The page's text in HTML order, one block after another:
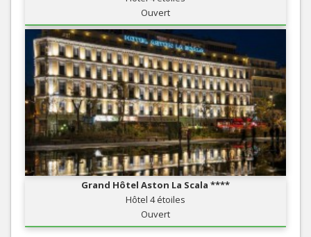
Ouvert
Grand Hôtel Aston La Scala ****
Hôtel 4 étoiles
Ouvert